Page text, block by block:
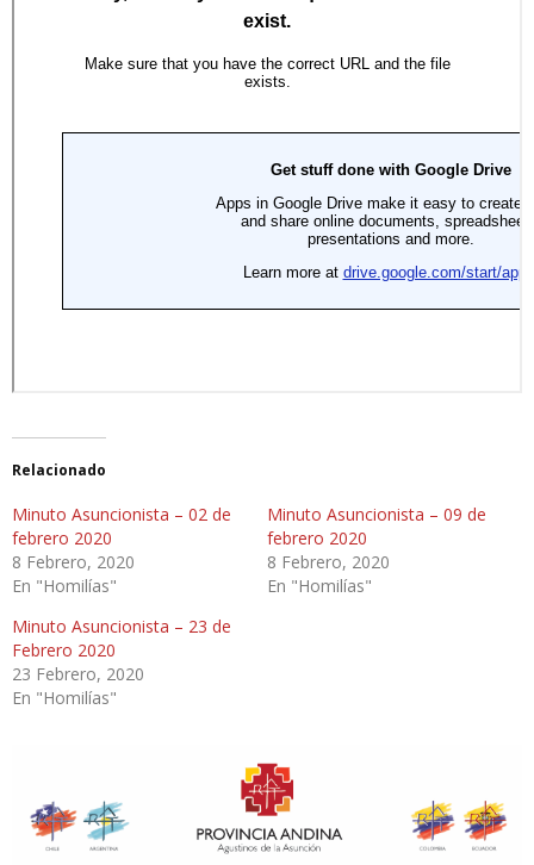
Relacionado
Minuto Asuncionista – 02 de
febrero 2020
8 Febrero, 2020
En "Homilías"
Minuto Asuncionista – 09 de
febrero 2020
8 Febrero, 2020
En "Homilías"
Minuto Asuncionista – 23 de
Febrero 2020
23 Febrero, 2020
En "Homilías"